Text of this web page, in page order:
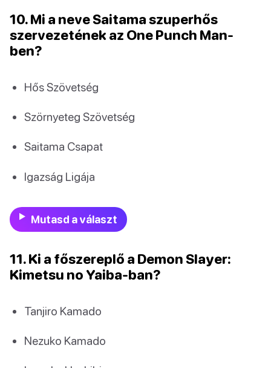
10. Mi a neve Saitama szuperhős
szervezetének az One Punch Man-
ben?
Hős Szövetség
Szörnyeteg Szövetség
Saitama Csapat
Igazság Ligája
Mutasd a választ
11. Ki a főszereplő a Demon Slayer:
Kimetsu no Yaiba-ban?
Tanjiro Kamado
Nezuko Kamado